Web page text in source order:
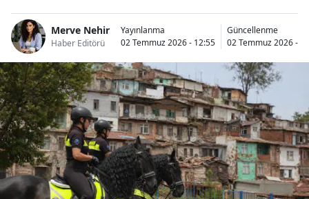
Merve Nehir
Haber Editörü
Yayınlanma
02 Temmuz 2026 - 12:55
Güncellenme
02 Temmuz 2026 -